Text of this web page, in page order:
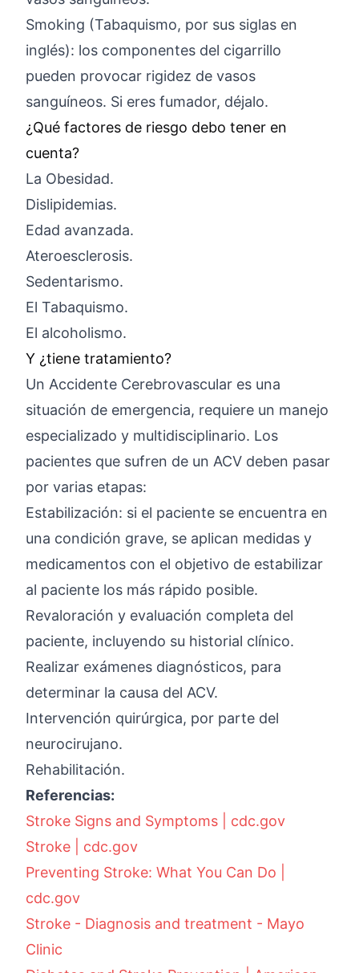
Smoking (Tabaquismo, por sus siglas en
inglés): los componentes del cigarrillo
pueden provocar rigidez de vasos
sanguíneos. Si eres fumador, déjalo.
¿Qué factores de riesgo debo tener en
cuenta?
La Obesidad.
Dislipidemias.
Edad avanzada.
Ateroesclerosis.
Sedentarismo.
El Tabaquismo.
El alcoholismo.
Y ¿tiene tratamiento?
Un Accidente Cerebrovascular es una
situación de emergencia, requiere un manejo
especializado y multidisciplinario. Los
pacientes que sufren de un ACV deben pasar
por varias etapas:
Estabilización: si el paciente se encuentra en
una condición grave, se aplican medidas y
medicamentos con el objetivo de estabilizar
al paciente los más rápido posible.
Revaloración y evaluación completa del
paciente, incluyendo su historial clínico.
Realizar exámenes diagnósticos, para
determinar la causa del ACV.
Intervención quirúrgica, por parte del
neurocirujano.
Rehabilitación.
Referencias:
Stroke Signs and Symptoms | cdc.gov
Stroke | cdc.gov
Preventing Stroke: What You Can Do |
cdc.gov
Stroke - Diagnosis and treatment - Mayo
Clinic